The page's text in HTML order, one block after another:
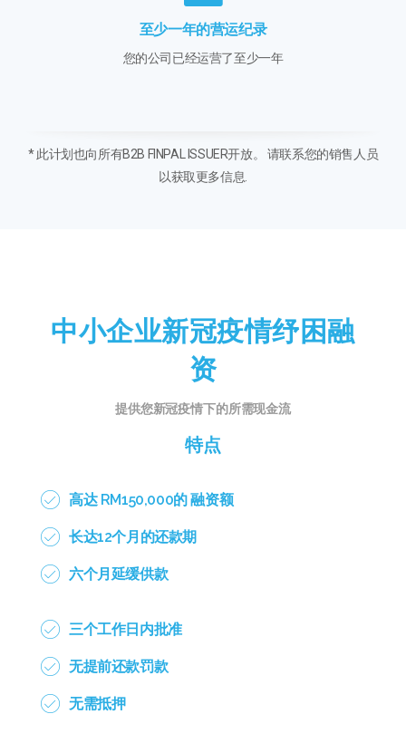
至少一年的营运纪录
您的公司已经运营了至少一年
* 此计划也向所有B2B FINPAL ISSUER开放。 请联系您的销售人员
以获取更多信息.
中小企业新冠疫情纾困融
资
提供您新冠疫情下的所需现金流
特点
高达 RM150,000的 融资额
长达12个月的还款期
六个月延缓供款
三个工作日内批准
无提前还款罚款
无需抵押